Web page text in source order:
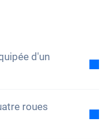
d'un
de
roues